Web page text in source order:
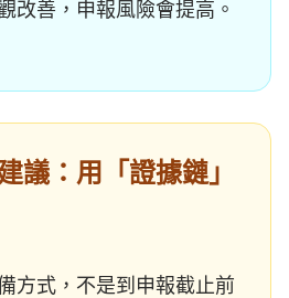
改善，申報風險會提高。
議：用「證據鏈」
方式，不是到申報截止前